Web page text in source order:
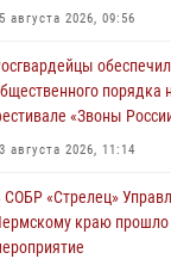
августа 2026, 09:56
порядка
«Звоны
августа 2026, 11:14
СОБР «Стрелец»
краю прошло